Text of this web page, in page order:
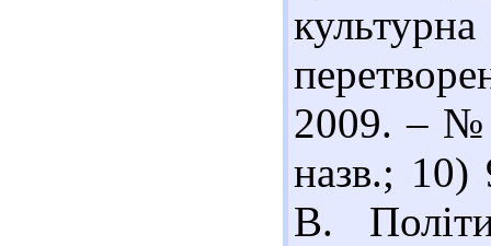
2009. – №
назв.; 10)
В.